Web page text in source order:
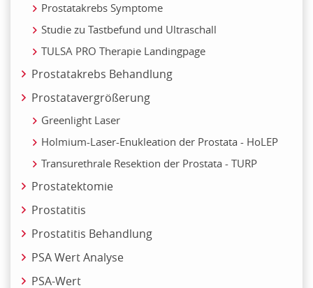
Prostatakrebs Symptome
Studie zu Tastbefund und Ultraschall
TULSA PRO Therapie Landingpage
Prostatakrebs Behandlung
Prostatavergrößerung
Greenlight Laser
Holmium-Laser-Enukleation der Prostata - HoLEP
Transurethrale Resektion der Prostata - TURP
Prostatektomie
Prostatitis
Prostatitis Behandlung
PSA Wert Analyse
PSA-Wert